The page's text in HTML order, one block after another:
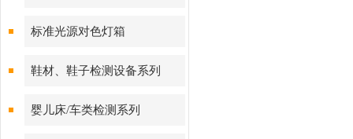
标准光源对色灯箱
鞋材、鞋子检测设备系列
婴儿床/车类检测系列